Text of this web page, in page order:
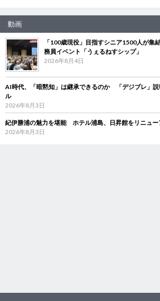
動画
「100歳現役」目指すシニア1500人が
務員イベント「うぇるねすシップ」
2026年8月4日
AI時代、「暗黙知」は継承できるのか 「デジブレ」
ル
2026年8月3日
紀伊勝浦の魅力を堪能 ホテル浦島、日昇館をリニュー
2026年8月3日